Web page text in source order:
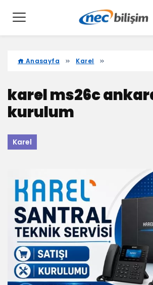
Anasayfa Karel
karel ms26c
kurulum
Karel